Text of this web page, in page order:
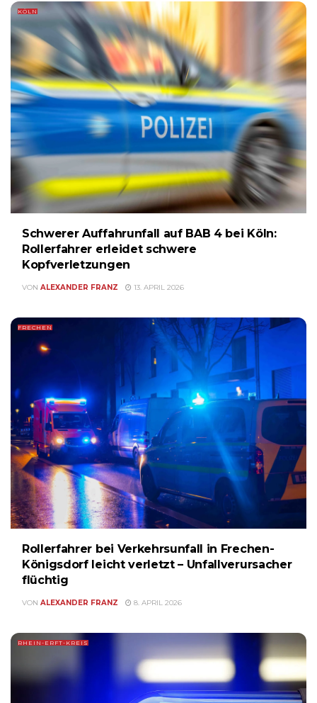
KÖLN
Schwerer Auffahrunfall auf BAB 4 bei Köln:
Rollerfahrer erleidet schwere
Kopfverletzungen
VON ALEXANDER FRANZ 13. APRIL 2026
FRECHEN
Rollerfahrer bei Verkehrsunfall in Frechen-
Königsdorf leicht verletzt – Unfallverursacher
flüchtig
VON ALEXANDER FRANZ 8. APRIL 2026
RHEIN-ERFT-KREIS